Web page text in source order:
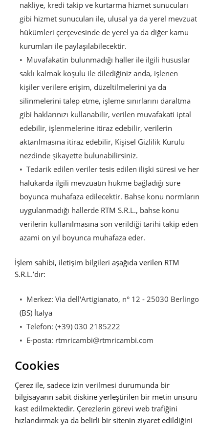
nakliye, kredi takip ve kurtarma hizmet sunucuları
gibi hizmet sunucuları ile, ulusal ya da yerel mevzuat
hükümleri çerçevesinde de yerel ya da diğer kamu
kurumları ile paylaşılabilecektir.
Muvafakatin bulunmadığı haller ile ilgili hususlar
saklı kalmak koşulu ile dilediğiniz anda, işlenen
kişiler verilere erişim, düzeltilmelerini ya da
silinmelerini talep etme, işleme sınırlarını daraltma
gibi haklarınızı kullanabilir, verilen muvafakati iptal
edebilir, işlenmelerine itiraz edebilir, verilerin
aktarılmasına itiraz edebilir, Kişisel Gizlilik Kurulu
nezdinde şikayette bulunabilirsiniz.
Tedarik edilen veriler tesis edilen ilişki süresi ve her
halükarda ilgili mevzuatın hükme bağladığı süre
boyunca muhafaza edilecektir. Bahse konu normların
uygulanmadığı hallerde RTM S.R.L., bahse konu
verilerin kullanılmasına son verildiği tarihi takip eden
azami on yıl boyunca muhafaza eder.
İşlem sahibi, iletişim bilgileri aşağıda verilen RTM
S.R.L.’dır:
Merkez: Via dell'Artigianato, n° 12 - 25030 Berlingo
(BS) İtalya
Telefon: (+39) 030 2185222
E-posta: rtmricambi@rtmricambi.com
Cookies
Çerez ile, sadece izin verilmesi durumunda bir
bilgisayarın sabit diskine yerleştirilen bir metin unsuru
kast edilmektedir. Çerezlerin görevi web trafiğini
hızlandırmak ya da belirli bir sitenin ziyaret edildiğini